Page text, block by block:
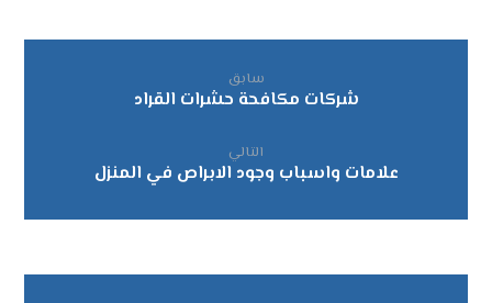
سابق
شركات مكافحة حشرات القراد
التالي
علامات واسباب وجود الابراص في المنزل